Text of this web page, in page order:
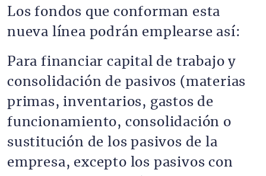
Los fondos que conforman esta
nueva línea podrán emplearse así:
Para financiar capital de trabajo y
consolidación de pasivos (materias
primas, inventarios, gastos de
funcionamiento, consolidación o
sustitución de los pasivos de la
empresa, excepto los pasivos con